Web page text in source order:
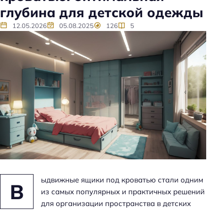
а
к
а
ы
й
д
е
глубина для детской одежды
12.05.2026 05.08.2025 126 5
В
ыдвижные ящики под кроватью стали одним
из самых популярных и практичных решений
для организации пространства в детских